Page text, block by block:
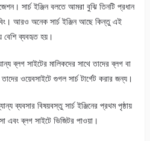
সার্চ ইঞ্জিন বলতে আমরা বুঝি তিনটি প্রধান
আরও অনেক সার্চ ইঞ্জিন আছে কিন্তু এই
বেশি ব্যবহৃত হয়।
ব্লগ সাইটের মালিকদের সাথে তাদের ব্লগ বা
ওয়েবসাইটে গুগল সার্চ টার্গেট করার জন্য।
ব্যবসার বিষয়বস্তু সার্চ ইঞ্জিনের প্রথম পৃষ্ঠায়
এবং ব্লগ সাইটে ভিজিটর পাওয়া।